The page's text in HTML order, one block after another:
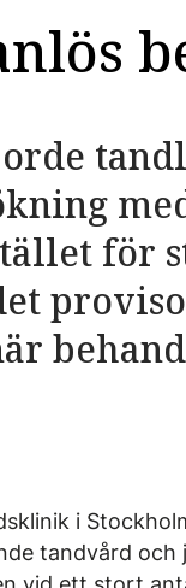
för
i
tandvård och